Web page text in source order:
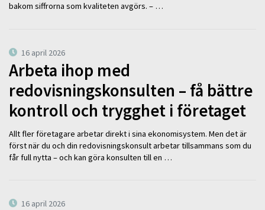
bakom siffrorna som kvaliteten avgörs. – …
16 april 2026
Arbeta ihop med
redovisningskonsulten – få bättre
kontroll och trygghet i företaget
Allt fler företagare arbetar direkt i sina ekonomisystem. Men det är
först när du och din redovisningskonsult arbetar tillsammans som du
får full nytta – och kan göra konsulten till en …
16 april 2026